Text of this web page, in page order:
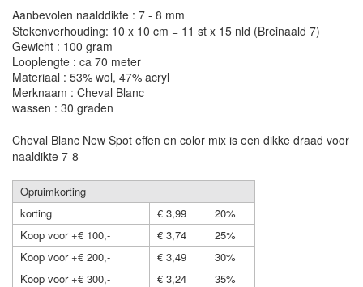
Aanbevolen naalddikte : 7 - 8 mm
Stekenverhouding: 10 x 10 cm = 11 st x 15 nld (Breinaald 7)
Gewicht : 100 gram
Looplengte : ca 70 meter
Materiaal : 53% wol, 47% acryl
Merknaam : Cheval Blanc
wassen : 30 graden
Cheval Blanc New Spot effen en color mix is een dikke draad voor
naaldikte 7-8
Opruimkorting
korting
€ 3,99
20%
Koop voor +€ 100,-
€ 3,74
25%
Koop voor +€ 200,-
€ 3,49
30%
Koop voor +€ 300,-
€ 3,24 35%